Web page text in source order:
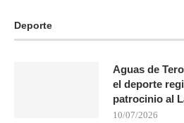
Deporte
Aguas de
el deporte
patrocinio al
10/07/2026